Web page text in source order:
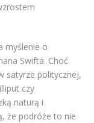
myślenie o
Swifta. Choć
satyrze politycznej,
czy
naturą i
że podróże to nie